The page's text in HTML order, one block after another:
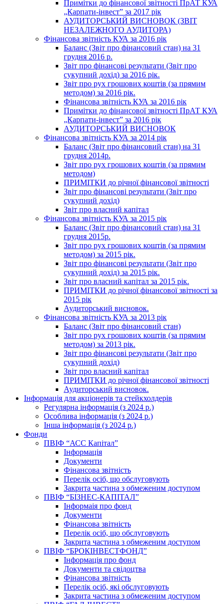
Примітки до фінансової звітності ПрАТ КУА
„Карпати-інвест” за 2017 рік
АУДИТОРСЬКИЙ ВИСНОВОК (ЗВІТ
НЕЗАЛЕЖНОГО АУДИТОРА)
Фінансова звітність КУА за 2016 рік
Баланс (Звіт про фінансовий стан) на 31
грудня 2016 р.
Звіт про фінансові результати (Звіт про
сукупний дохід) за 2016 рік.
Звіт про рух грошових коштів (за прямим
методом) за 2016 рік.
Фінансова звітність КУА за 2016 рік
Примітки до фінансової звітності ПрАТ КУА
„Карпати-інвест” за 2016 рік
АУДИТОРСЬКИЙ ВИСНОВОК
Фінансова звітність КУА за 2014 рік
Баланс (Звіт про фінансовий стан) на 31
грудня 2014р.
Звіт про рух грошових коштів (за прямим
методом)
ПРИМІТКИ до річної фінансової звітності
Звіт про фінансові результати (Звіт про
сукупний дохід)
Звіт про власний капітал
Фінансова звітність КУА за 2015 рік
Баланс (Звіт про фінансовий стан) на 31
грудня 2015р.
Звіт про рух грошових коштів (за прямим
методом) за 2015 рік.
Звіт про фінансові результати (Звіт про
сукупний дохід) за 2015 рік.
Звіт про власний капітал за 2015 рік.
ПРИМІТКИ до річної фінансової звітності за
2015 рік
Аудиторський висновок.
Фінансова звітність КУА за 2013 рік
Баланс (Звіт про фінансовий стан)
Звіт про рух грошових коштів (за прямим
методом) за 2013 рік.
Звіт про фінансові результати (Звіт про
сукупний дохід)
Звіт про власний капітал
ПРИМІТКИ до річної фінансової звітності
Аудиторський висновок.
Інформація для акціонерів та стейкхолдерів
Регулярна інформація (з 2024 р.)
Особлива інформація (з 2024 р.)
Інша інформація (з 2024 р.)
Фонди
ПВІФ “АСС Капітал”
Інформація
Документи
Фінансова звітність
Перелік осіб, що обслуговують
Закрита частина з обмеженим доступом
ПВІФ “БІЗНЕС-КАПІТАЛ”
Інформаія про фонд
Документи
Фінансова звітність
Перелік осіб, що обслуговують
Закрита частина з обмеженим доступом
ПВІФ “БРОКІНВЕСТФОНД”
Інформація про фонд
Документи та свідоцтва
Фінансова звітність
Перелік осіб, які обслуговують
Закрита частина з обмеженим доступом